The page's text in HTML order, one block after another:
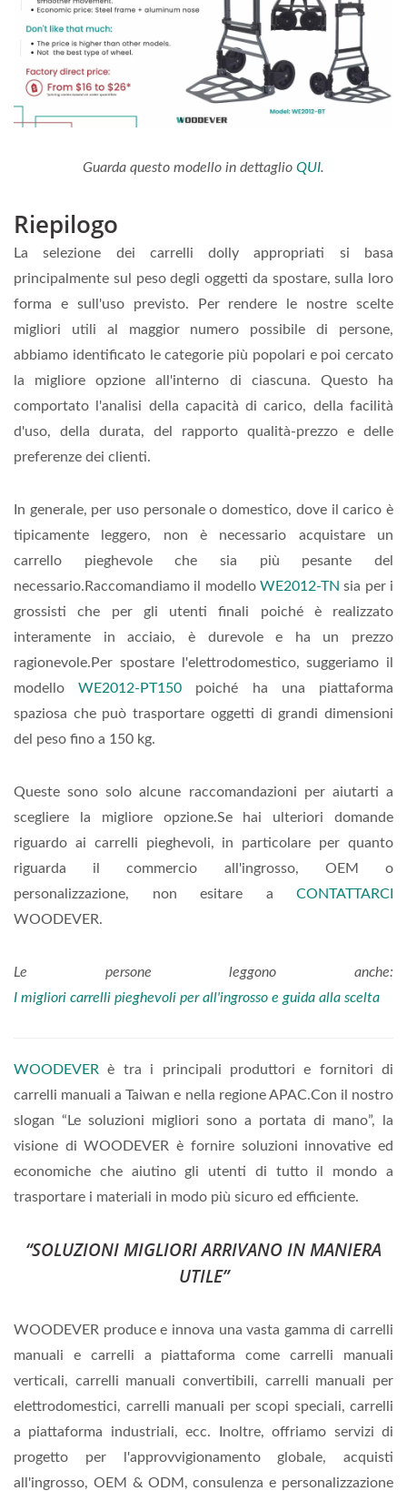
Guarda questo modello in dettaglio QUI.
Riepilogo
La selezione dei carrelli dolly appropriati si basa
principalmente sul peso degli oggetti da spostare, sulla loro
forma e sull'uso previsto. Per rendere le nostre scelte
migliori utili al maggior numero possibile di persone,
abbiamo identificato le categorie più popolari e poi cercato
la migliore opzione all'interno di ciascuna. Questo ha
comportato l'analisi della capacità di carico, della facilità
d'uso, della durata, del rapporto qualità-prezzo e delle
preferenze dei clienti.
In generale, per uso personale o domestico, dove il carico è
tipicamente leggero, non è necessario acquistare un
carrello pieghevole che sia più pesante del
necessario.Raccomandiamo il modello WE2012-TN sia per i
grossisti che per gli utenti finali poiché è realizzato
interamente in acciaio, è durevole e ha un prezzo
ragionevole.Per spostare l'elettrodomestico, suggeriamo il
modelloWE2012-PT150 poiché ha una piattaforma
spaziosa che può trasportare oggetti di grandi dimensioni
del peso fino a 150 kg.
Queste sono solo alcune raccomandazioni per aiutarti a
scegliere la migliore opzione.Se hai ulteriori domande
riguardo ai carrelli pieghevoli, in particolare per quanto
riguarda il commercio all'ingrosso, OEM o
personalizzazione, non esitare a CONTATTARCI
WOODEVER.
Le persone leggono anche:
I migliori carrelli pieghevoli per all'ingrosso e guida alla scelta
WOODEVER è tra i principali produttori e fornitori di
carrelli manuali a Taiwan e nella regione APAC.Con il nostro
slogan “Le soluzioni migliori sono a portata di mano”, la
visione di WOODEVER è fornire soluzioni innovative ed
economiche che aiutino gli utenti di tutto il mondo a
trasportare i materiali in modo più sicuro ed efficiente.
“SOLUZIONI MIGLIORI ARRIVANO IN MANIERA
UTILE”
WOODEVER produce e innova una vasta gamma di carrelli
manuali e carrelli a piattaforma come carrelli manuali
verticali, carrelli manuali convertibili, carrelli manuali per
elettrodomestici, carrelli manuali per scopi speciali, carrelli
a piattaforma industriali, ecc. Inoltre, offriamo servizi di
progetto per l'approvvigionamento globale, acquisti
all'ingrosso, OEM & ODM, consulenza e personalizzazione